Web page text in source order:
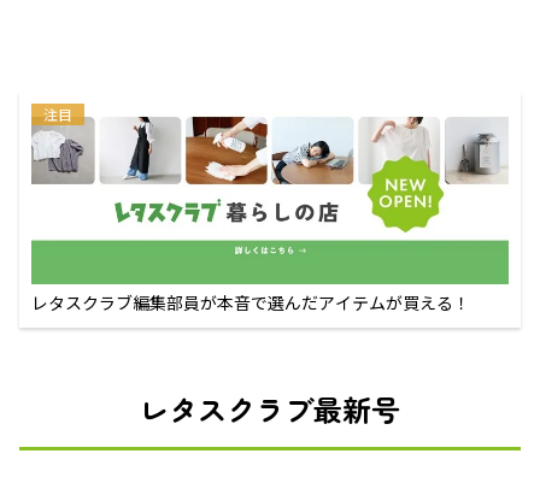
注目
レタスクラブ編集部員が本音で選んだアイテムが買える！
レタスクラブ最新号